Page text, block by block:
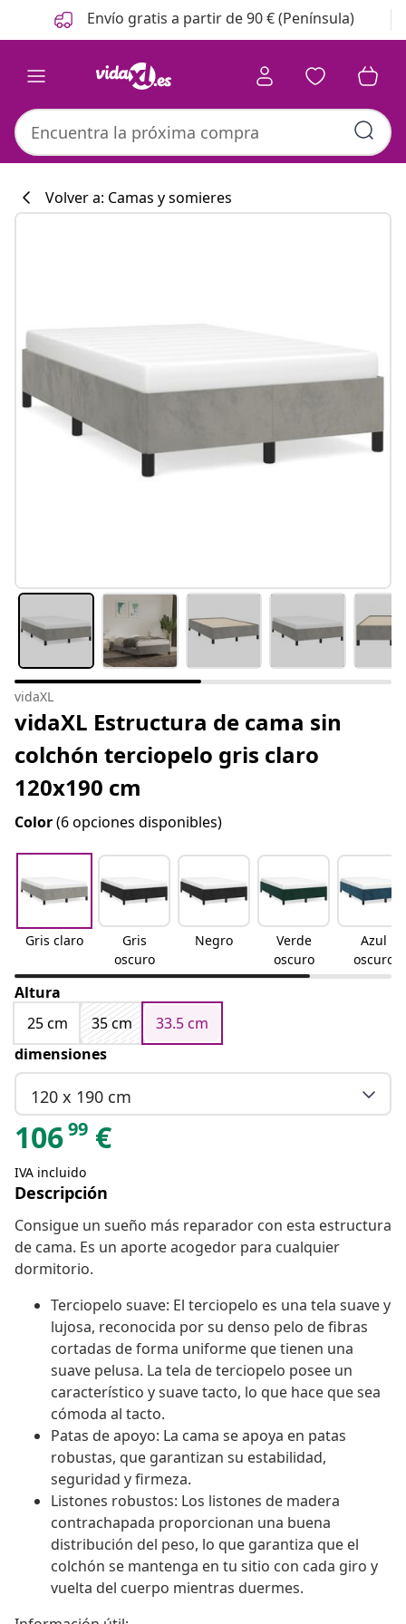
Anterior
Siguiente Envío gratis a partir de 90 € (Península)
#sharemevidaxl
Volver a: Camas y somieres
vidaXL
vidaXL Estructura de cama sin
colchón terciopelo gris claro
120x190 cm
Color(6 opciones disponibles)
Gris claro
Gris
oscuro
Negro
Verde
oscuro
Azul
oscuro
Altura
25 cm
35 cm
33.5 cm
dimensiones
120 x 190 cm
10699 €
IVA incluido
Descripción
Consigue un sueño más reparador con esta estructura
de cama. Es un aporte acogedor para cualquier
dormitorio.
Terciopelo suave: El terciopelo es una tela suave y
lujosa, reconocida por su denso pelo de fibras
cortadas de forma uniforme que tienen una
suave pelusa. La tela de terciopelo posee un
característico y suave tacto, lo que hace que sea
cómoda al tacto.
Patas de apoyo: La cama se apoya en patas
robustas, que garantizan su estabilidad,
seguridad y firmeza.
Listones robustos: Los listones de madera
contrachapada proporcionan una buena
distribución del peso, lo que garantiza que el
colchón se mantenga en tu sitio con cada giro y
vuelta del cuerpo mientras duermes.